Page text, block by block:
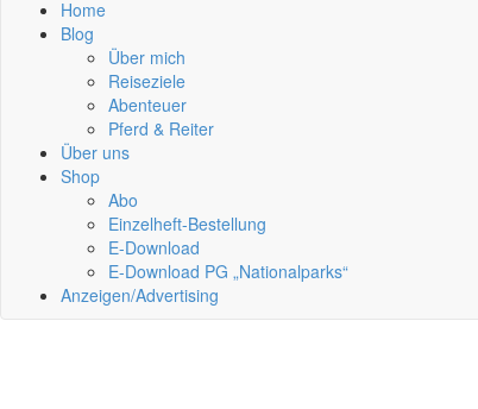
Home
Blog
Über mich
Reiseziele
Abenteuer
Pferd & Reiter
Über uns
Shop
Abo
Einzelheft-Bestellung
E-Download
E-Download PG „Nationalparks“
Anzeigen/Advertising